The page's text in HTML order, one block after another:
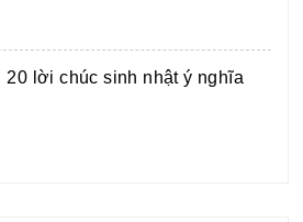
20 lời chúc sinh nhật ý nghĩa